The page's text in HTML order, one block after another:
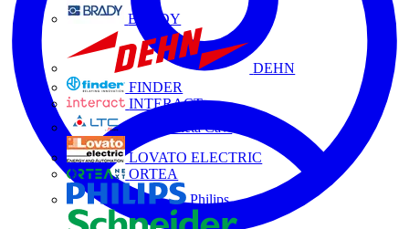
BRADY
DEHN
FINDER
INTERACT
La Triveneta Cavi
LOVATO ELECTRIC
ORTEA
Philips